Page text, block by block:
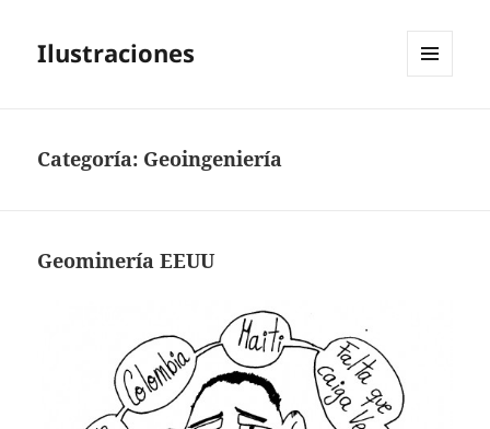
Ilustraciones
Categoría: Geoingeniería
Geominería EEUU